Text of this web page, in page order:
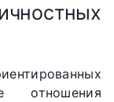
отношения